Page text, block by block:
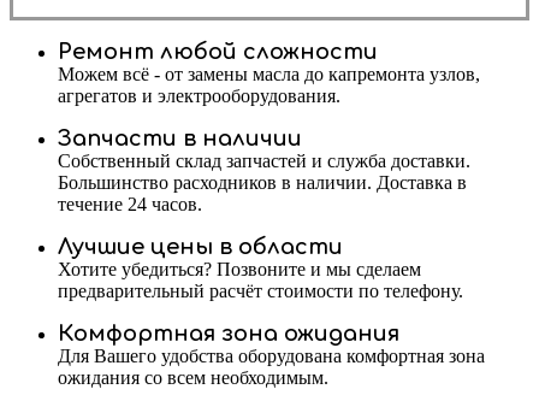
Ремонт любой сложности
Можем всё - от замены масла до капремонта узлов,
агрегатов и электрооборудования.
Запчасти в наличии
Собственный склад запчастей и служба доставки.
Большинство расходников в наличии. Доставка в
течение 24 часов.
Лучшие цены в области
Хотите убедиться? Позвоните и мы сделаем
предварительный расчёт стоимости по телефону.
Комфортная зона ожидания
Для Вашего удобства оборудована комфортная зона
ожидания со всем необходимым.